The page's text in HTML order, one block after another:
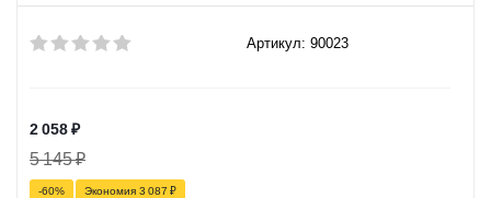
Артикул: 90023
2 058₽
5 145₽
-60% Экономия 3 087 ₽